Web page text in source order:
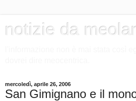
notizie da
mercoledì, aprile 26, 2006
San Gimignano e il